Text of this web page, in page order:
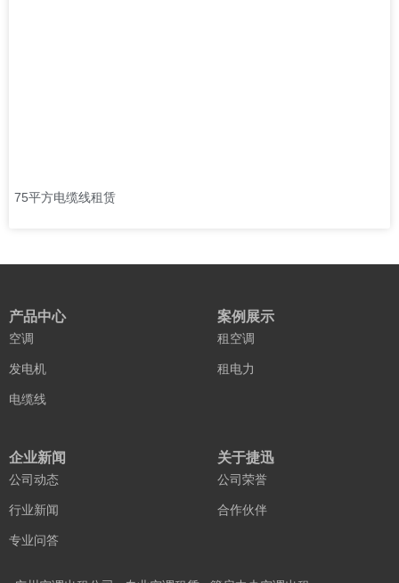
75平方电缆线租赁
产品中心
空调
发电机
电缆线
案例展示
租空调
租电力
企业新闻
公司动态
行业新闻
专业问答
关于捷迅
公司荣誉
合作伙伴